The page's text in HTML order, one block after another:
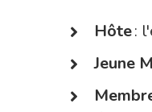
Hôte:
Jeune